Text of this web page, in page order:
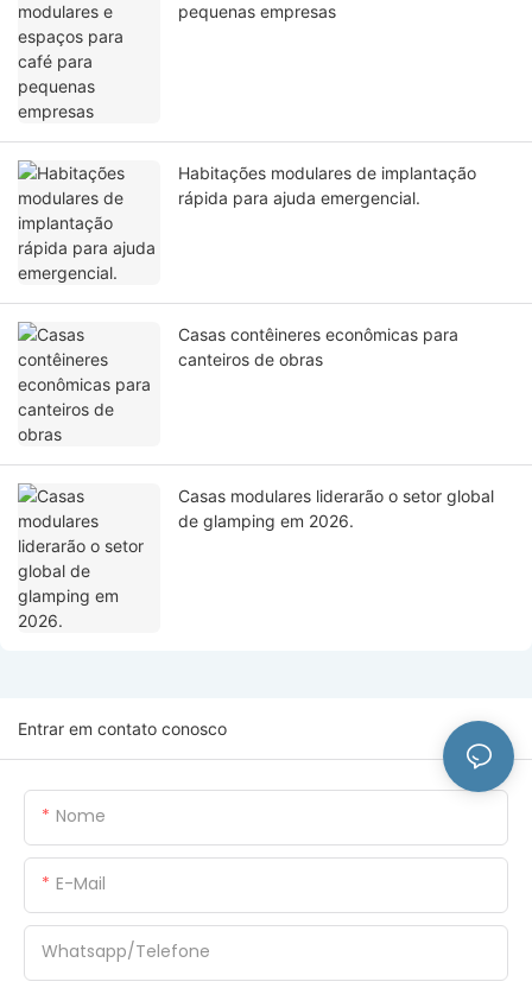
pequenas empresas
Habitações modulares de implantação
rápida para ajuda emergencial.
Casas contêineres econômicas para
canteiros de obras
Casas modulares liderarão o setor global
de glamping em 2026.
Entrar em contato conosco
Nome
E-Mail
Whatsapp/Telefone